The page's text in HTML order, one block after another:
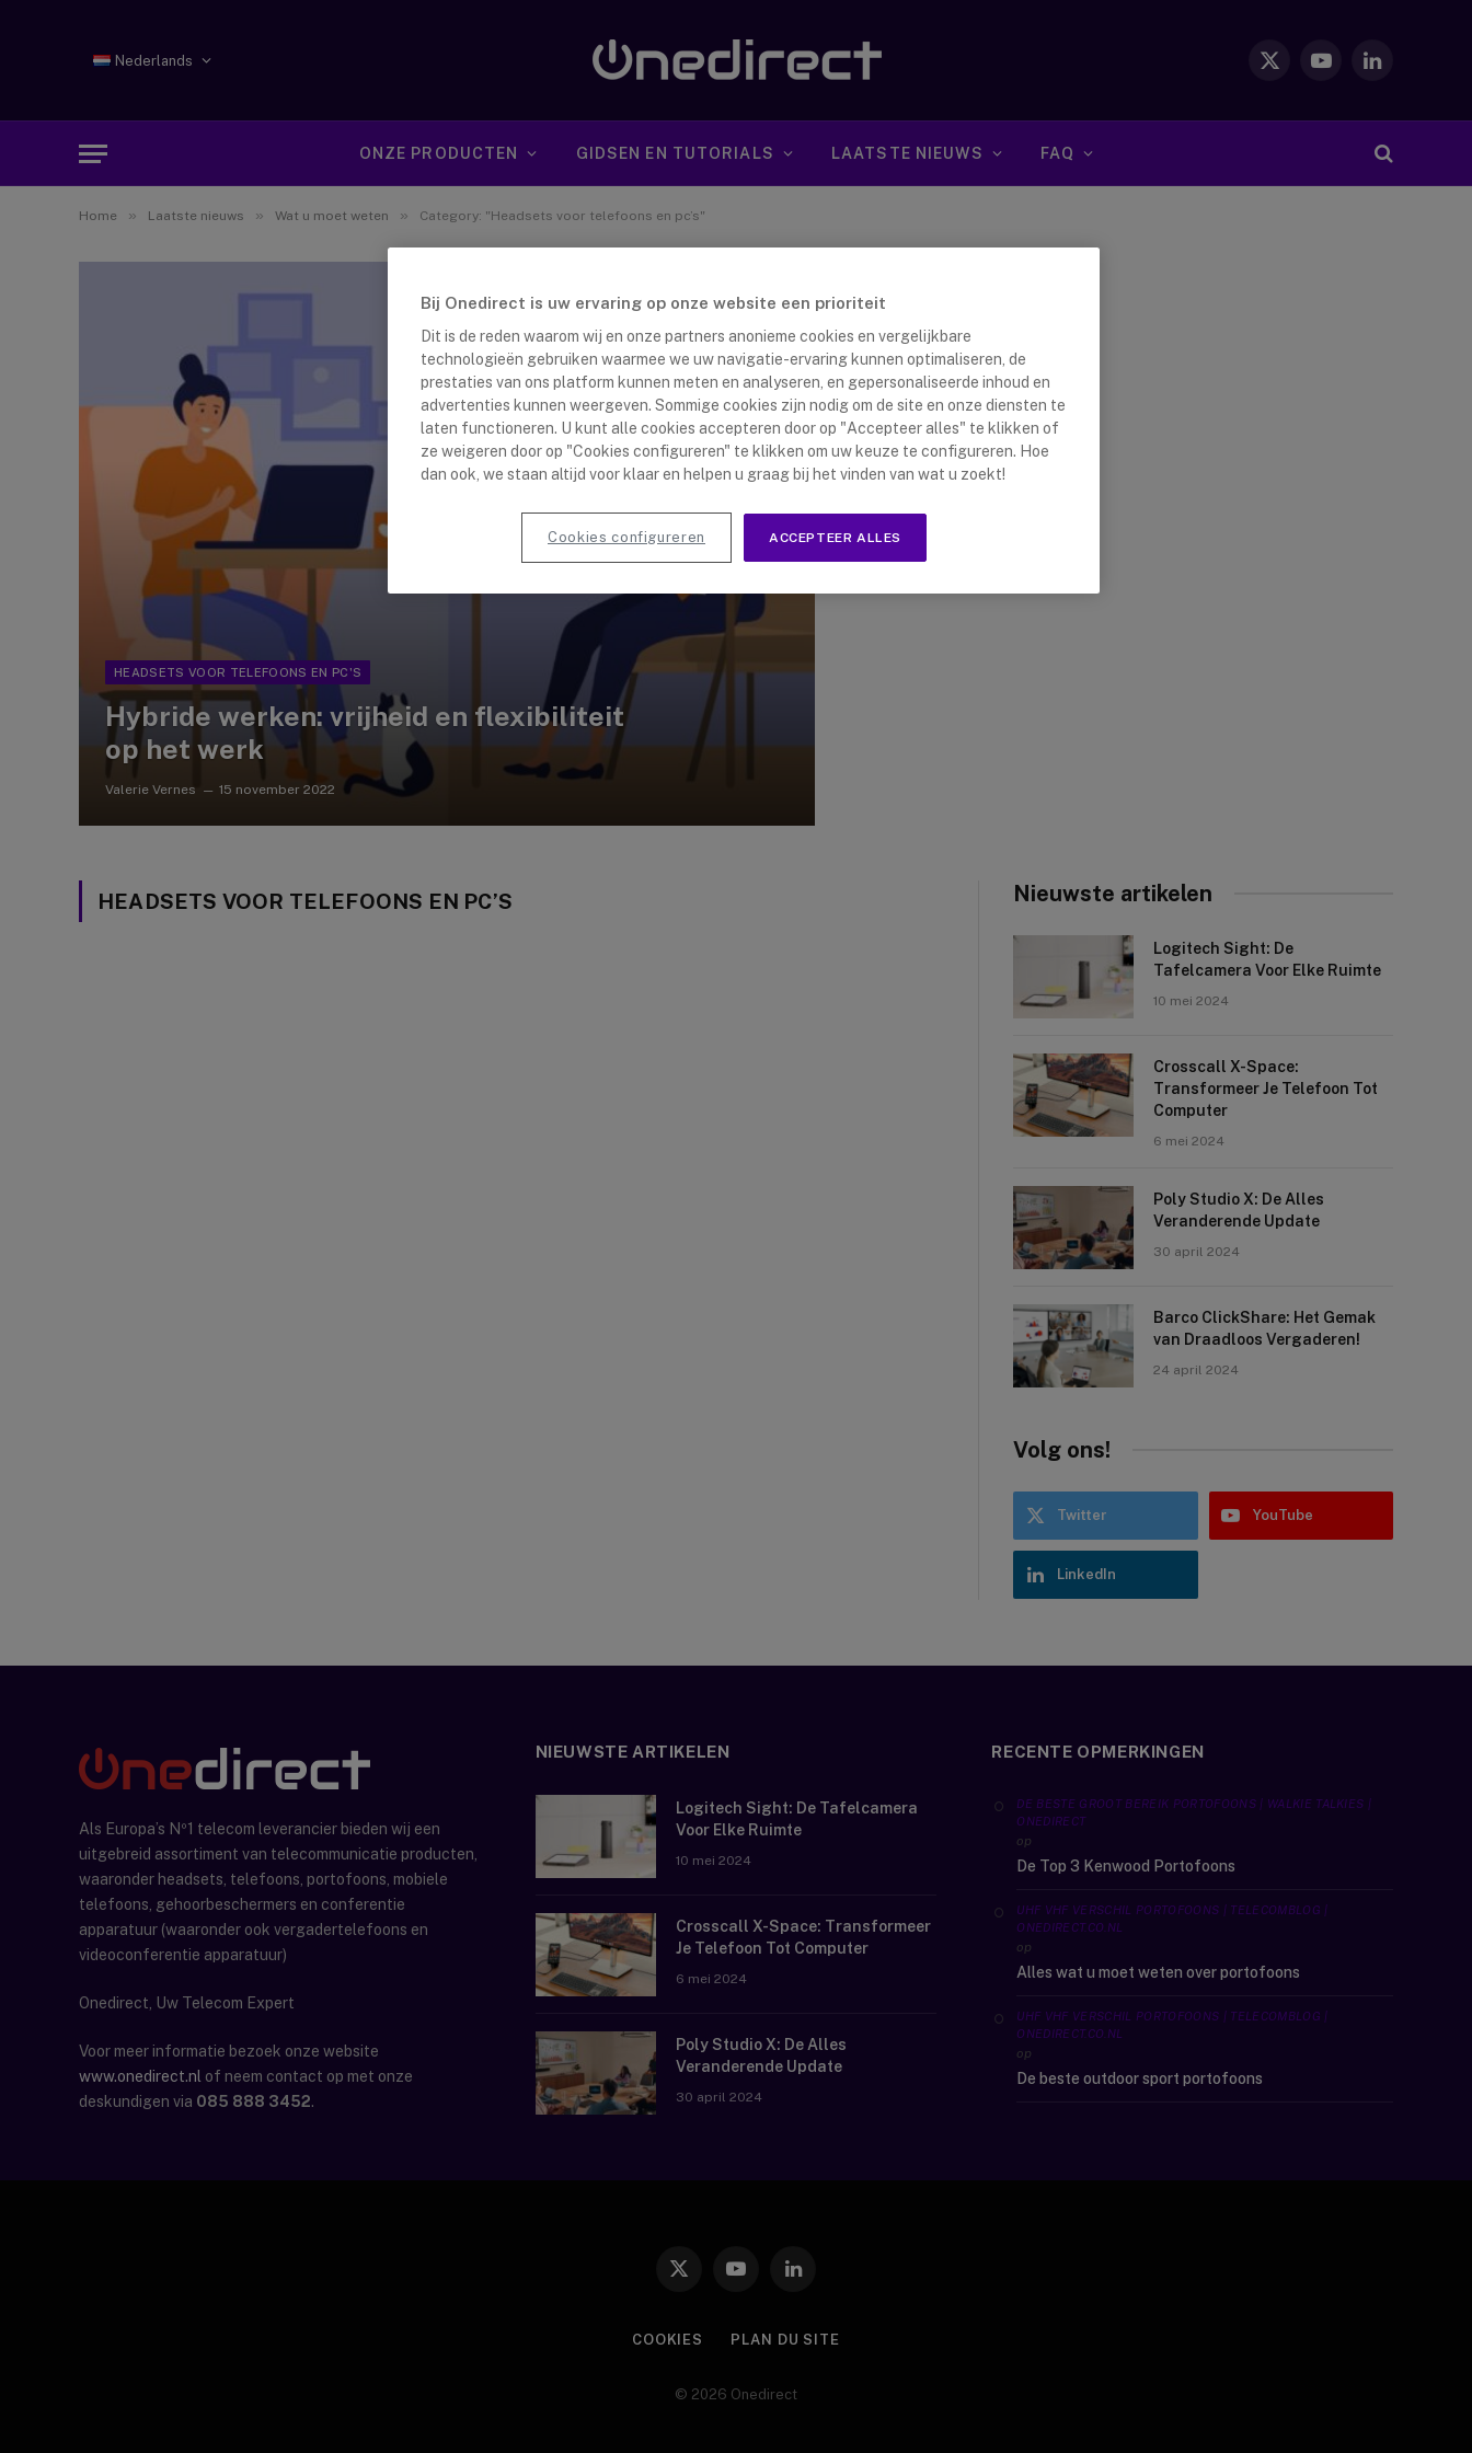
Nederlands
X
YouTubeLinkedIn
ONZE PRODUCTEN GIDSEN EN TUTORIALS LAATSTE NIEUWS FAQ
Home » Laatste nieuws » Wat u moet weten » Category: "Headsets voor telefoons en pc’s"
HEADSETS VOOR TELEFOONS EN PC'S
Hybride werken: vrijheid en flexibiliteit
op het werk
Valerie Vernes 15 november 2022
HEADSETS VOOR TELEFOONS EN PC’S Nieuwste artikelen
Logitech Sight: De
Tafelcamera Voor Elke Ruimte
10 mei 2024
Crosscall X-Space:
Transformeer Je Telefoon Tot
Computer
6 mei 2024
Poly Studio X: De Alles
Veranderende Update
30 april 2024
Barco ClickShare: Het Gemak
van Draadloos Vergaderen!
24 april 2024
Volg ons!
Twitter YouTube
LinkedIn
Als Europa’s Nº1 telecom leverancier bieden wij een
uitgebreid assortiment van telecommunicatie producten,
waaronder headsets, telefoons, portofoons, mobiele
telefoons, gehoorbeschermers en conferentie
apparatuur (waaronder ook vergadertelefoons en
videoconferentie apparatuur)
Onedirect, Uw Telecom Expert
Voor meer informatie bezoek onze website
www.onedirect.nl of neem contact op met onze
deskundigen via 085 888 3452.
NIEUWSTE ARTIKELEN
Logitech Sight: De Tafelcamera
Voor Elke Ruimte
10 mei 2024
Crosscall X-Space: Transformeer
Je Telefoon Tot Computer
6 mei 2024
Poly Studio X: De Alles
Veranderende Update
30 april 2024
RECENTE OPMERKINGEN
DE BESTE GROOT BEREIK PORTOFOONS | WALKIE TALKIES |
ONEDIRECT
op
De Top 3 Kenwood Portofoons
UHF VHF VERSCHIL PORTOFOONS | TELECOMBLOG |
ONEDIRECT.CO.NL
op
Alles wat u moet weten over portofoons
UHF VHF VERSCHIL PORTOFOONS | TELECOMBLOG |
ONEDIRECT.CO.NL
op
De beste outdoor sport portofoons
X
YouTubeLinkedIn
COOKIES PLAN DU SITE
© 2026 Onedirect
Bij Onedirect is uw ervaring op onze website een prioriteit
Dit is de reden waarom wij en onze partners anonieme cookies en vergelijkbare
technologieën gebruiken waarmee we uw navigatie-ervaring kunnen optimaliseren, de
prestaties van ons platform kunnen meten en analyseren, en gepersonaliseerde inhoud en
advertenties kunnen weergeven. Sommige cookies zijn nodig om de site en onze diensten te
laten functioneren. U kunt alle cookies accepteren door op "Accepteer alles" te klikken of
ze weigeren door op "Cookies configureren" te klikken om uw keuze te configureren. Hoe
dan ook, we staan altijd voor klaar en helpen u graag bij het vinden van wat u zoekt!
ACCEPTEER ALLES
Cookies configureren